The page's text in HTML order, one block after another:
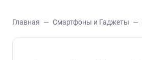
Главная Смартфоны и Гаджеты